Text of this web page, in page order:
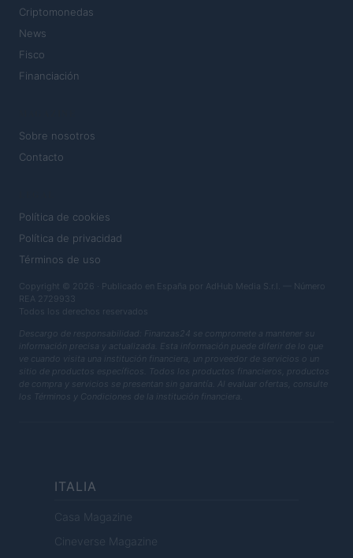
Criptomonedas
News
Fisco
Financiación
Sobre nosotros
Contacto
Política de cookies
Política de privacidad
Términos de uso
Copyright © 2026 · Publicado en España por AdHub Media S.r.l. — Número
REA 2729933
Todos los derechos reservados
Descargo de responsabilidad: Finanzas24 se compromete a mantener su
información precisa y actualizada. Esta información puede diferir de lo que
ve cuando visita una institución financiera, un proveedor de servicios o un
sitio de productos específicos. Todos los productos financieros, productos
de compra y servicios se presentan sin garantía. Al evaluar ofertas, consulte
los Términos y Condiciones de la institución financiera.
ITALIA
Casa Magazine
Cineverse Magazine